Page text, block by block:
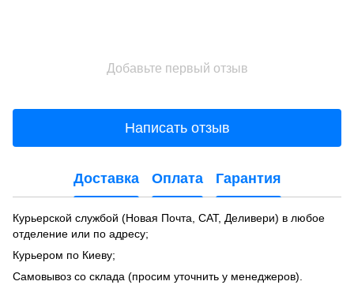
Добавьте первый отзыв
Написать отзыв
Доставка Оплата Гарантия
Курьерской службой (Новая Почта, САТ, Деливери) в любое
отделение или по адресу;
Курьером по Киеву;
Самовывоз со склада (просим уточнить у менеджеров).